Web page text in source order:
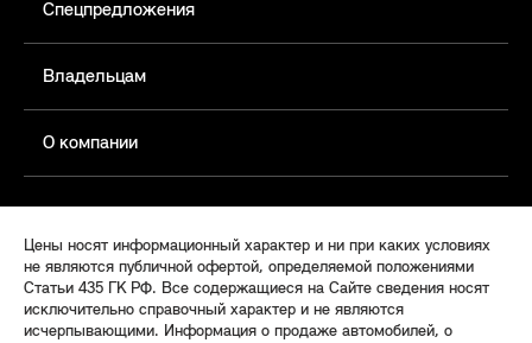
Спецпредложения
Владельцам
О компании
Цены носят информационный характер и ни при каких условиях
не являются публичной офертой, определяемой положениями
Статьи 435 ГК РФ. Все содержащиеся на Сайте сведения носят
исключительно справочный характер и не являются
исчерпывающими. Информация о продаже автомобилей, о